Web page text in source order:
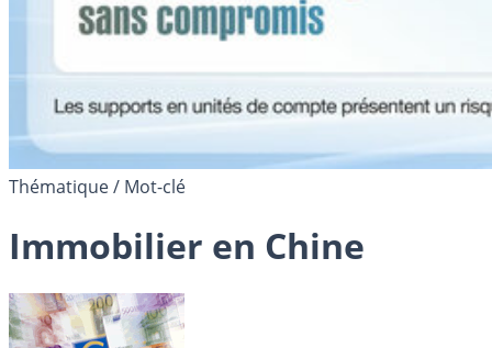
Thématique / Mot-clé
Immobilier en Chine